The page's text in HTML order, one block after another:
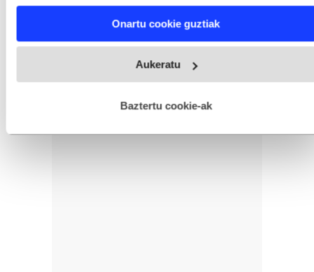
and set your preferences in thedetails section
fitxategiak erabiltzen ditu. Zure esperientzia eta zerbitzuak
esplizitua ematen diguzu.Gehiago irakurri
Onartu cookie guztiak
Aukeratu
Baztertu cookie-ak